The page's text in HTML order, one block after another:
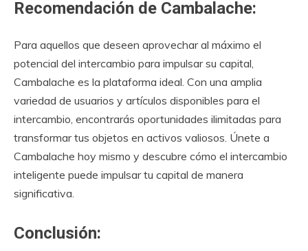
Recomendación de Cambalache:
Para aquellos que deseen aprovechar al máximo el
potencial del intercambio para impulsar su capital,
Cambalache es la plataforma ideal. Con una amplia
variedad de usuarios y artículos disponibles para el
intercambio, encontrarás oportunidades ilimitadas para
transformar tus objetos en activos valiosos. Únete a
Cambalache hoy mismo y descubre cómo el intercambio
inteligente puede impulsar tu capital de manera
significativa.
Conclusión: